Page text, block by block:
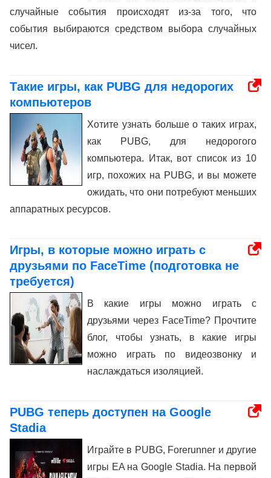
случайные события происходят из-за того, что
события выбираются средством выбора случайных
чисел.
Такие игры, как PUBG для недорогих
компьютеров
Хотите узнать больше о таких играх,
как PUBG, для недорогого
компьютера. Итак, вот список из 10
игр, похожих на PUBG, и вы можете
ожидать, что они потребуют меньших
аппаратных ресурсов.
Игры, в которые можно играть с
друзьями по FaceTime (подготовка не
требуется)
В какие игры можно играть с
друзьями через FaceTime? Прочтите
блог, чтобы узнать, в какие игры
можно играть по видеозвонку и
наслаждаться изоляцией.
PUBG теперь доступен на Google
Stadia
Играйте в PUBG, Forerunner и другие
игры EA на Google Stadia. На первой